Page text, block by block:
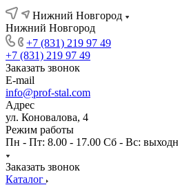
Нижний Новгород
Нижний Новгород
+7 (831) 219 97 49
+7 (831) 219 97 49
Заказать звонок
E-mail
info@prof-stal.com
Адрес
ул. Коновалова, 4
Режим работы
Пн - Пт: 8.00 - 17.00 Сб - Вс:
Заказать звонок
Каталог